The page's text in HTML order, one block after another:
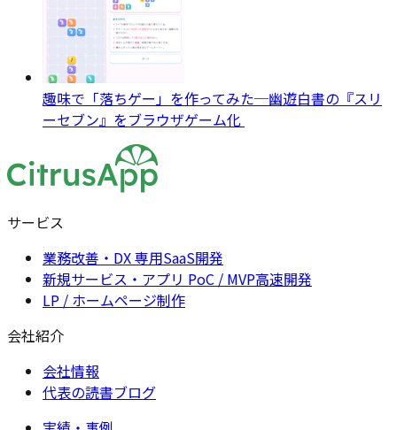
趣味で「落ちゲー」を作ってみた─幽遊白書の『スリ
ーセブン』をブラウザゲーム化
サービス
業務改善・DX 専用SaaS開発
新規サービス・アプリ PoC / MVP高速開発
LP / ホームページ制作
会社紹介
会社情報
代表の読書ブログ